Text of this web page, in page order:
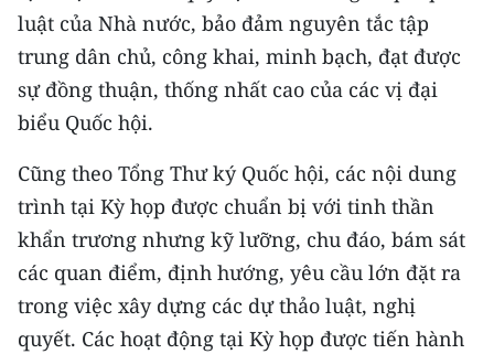
CHUYÊN ĐỀ
CÁC CHUYÊN TRANG
VỀ BÁO NHÂN DÂN
THỜI NAY
NHÂN DÂN CUỐI TUẦN
NHÂN DÂN HẰNG THÁNG
luật của Nhà nước, bảo đảm nguyên tắc tập
trung dân chủ, công khai, minh bạch, đạt được
sự đồng thuận, thống nhất cao của các vị đại
biểu Quốc hội.
Cũng theo Tổng Thư ký Quốc hội, các nội dung
trình tại Kỳ họp được chuẩn bị với tinh thần
khẩn trương nhưng kỹ lưỡng, chu đáo, bám sát
các quan điểm, định hướng, yêu cầu lớn đặt ra
trong việc xây dựng các dự thảo luật, nghị
quyết. Các hoạt động tại Kỳ họp được tiến hành